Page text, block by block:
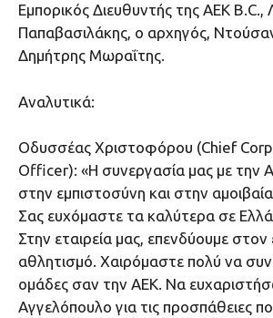
Εμπορικός Διευθυντής της ΑΕΚ Β.C.,
Παπαβασιλάκης, ο αρχηγός,
Δημήτρης Μωραΐτης.
Αναλυτικά:
Οδυσσέας Χριστοφόρου (Chief
Officer): «Η συνεργασία μας με την
στην εμπιστοσύνη και στην
Σας ευχόμαστε τα καλύτερα σε
Στην εταιρεία μας, επενδύουμε στον
αθλητισμό. Χαιρόμαστε πολύ να
ομάδες σαν την ΑΕΚ. Να
Αγγελόπουλο για τις προσπάθειες